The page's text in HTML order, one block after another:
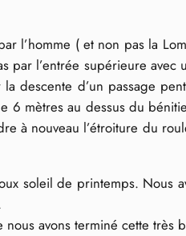
l’homme ( et non pas la
l’entrée supérieure
descente d’un passage
mètres au dessus du
à nouveau l’étroiture du
soleil de printemps. Nous
avons terminé cette très